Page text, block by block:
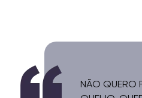
NÃO QUERO